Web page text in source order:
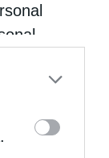
opt-out
IAB’s list
Α.Ε.